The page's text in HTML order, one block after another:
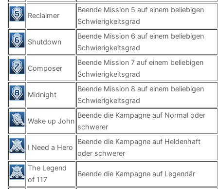
Reclaimer
Beende Mission 5 auf einem beliebigen
Schwierigkeitsgrad
Shutdown
Beende Mission 6 auf einem beliebigen
Schwierigkeitsgrad
Composer
Beende Mission 7 auf einem beliebigen
Schwierigkeitsgrad
Midnight
Beende Mission 8 auf einem beliebigen
Schwierigkeitsgrad
Wake up John
Beende die Kampagne auf Normal oder
schwerer
I Need a Hero
Beende die Kampagne auf Heldenhaft
oder schwerer
The Legend
of 117
Beende die Kampagne auf Legendär